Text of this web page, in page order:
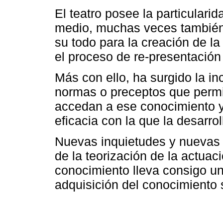
El teatro posee la
medio, muchas veces
su todo para la creación de
el proceso de re-
Más con ello, ha surgido la
normas o preceptos que
accedan a ese conocimiento
eficacia con la que la
Nuevas inquietudes y
de la teorización de la
conocimiento lleva consigo
adquisición del